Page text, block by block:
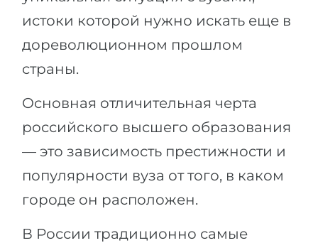
истоки которой нужно искать еще в
дореволюционном прошлом
страны.
Основная отличительная черта
российского высшего образования
— это зависимость престижности и
популярности вуза от того, в каком
городе он расположен.
В России традиционно самые